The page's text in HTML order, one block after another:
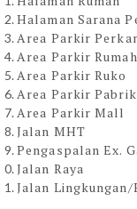
Halaman Sarana
Area Parkir
Area Parkir
Area Parkir Ruko
Area Parkir Pabrik
Area Parkir Mall
Jalan MHT
Pengaspalan Ex.
Jalan Raya
Jalan Lingkungan/